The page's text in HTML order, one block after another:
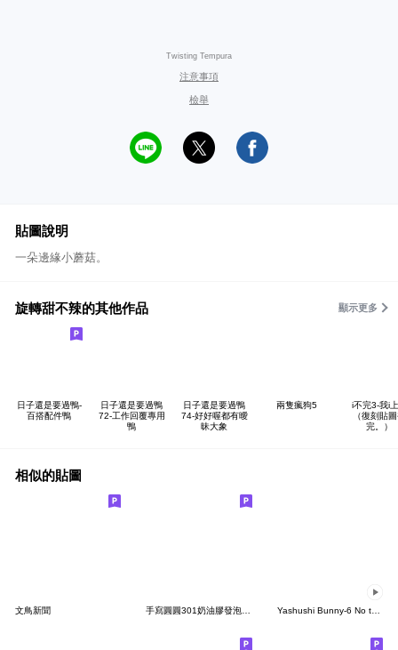
Twisting Tempura
注意事項
檢舉
貼圖說明
一朵邊緣小蘑菇。
旋轉甜不辣的其他作品 顯示更多
日子還是要過鴨-
百搭配件鴨
日子還是要過鴨
72-工作回覆專用
鴨
日子還是要過鴨
74-好好喔都有曖
昧大象
兩隻瘋狗5
i不完3-我i
（復刻貼
完。）
相似的貼圖
文鳥新聞 手寫圓圓301奶油膠發泡膨脹_媽媽用(小流星) Yashushi Bunny-6 No text